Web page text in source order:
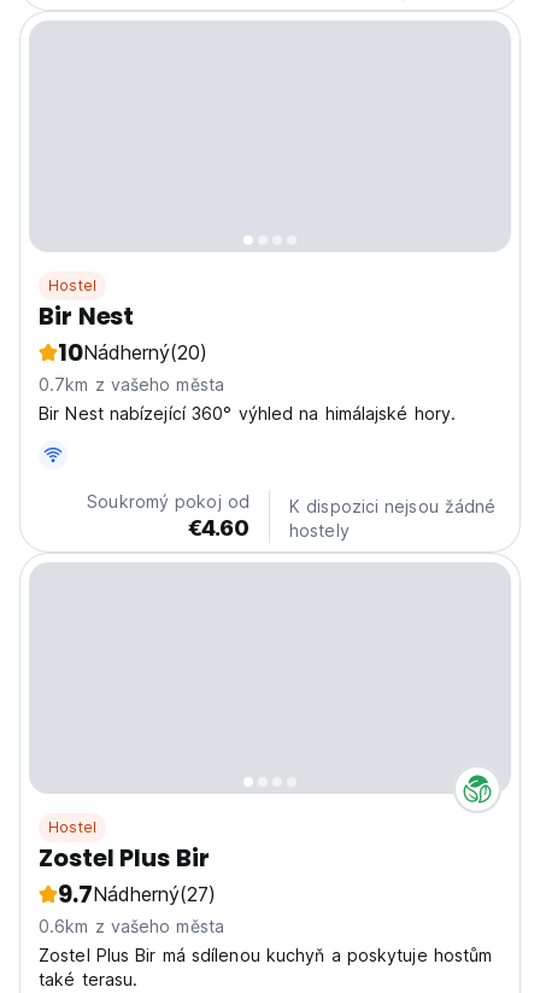
Hostel
Bir Nest
10Nádherný(20)
0.7km z vašeho města
Bir Nest nabízející 360° výhled na himálajské hory.
Soukromý pokoj od
€4.60
K dispozici nejsou žádné
hostely
Hostel
Zostel Plus Bir
9.7Nádherný(27)
0.6km z vašeho města
Zostel Plus Bir má sdílenou kuchyň a poskytuje hostům
také terasu.